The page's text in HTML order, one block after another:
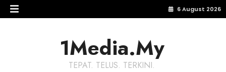
6 August 2026
1Media.My
TEPAT. TELUS. TERKINI.